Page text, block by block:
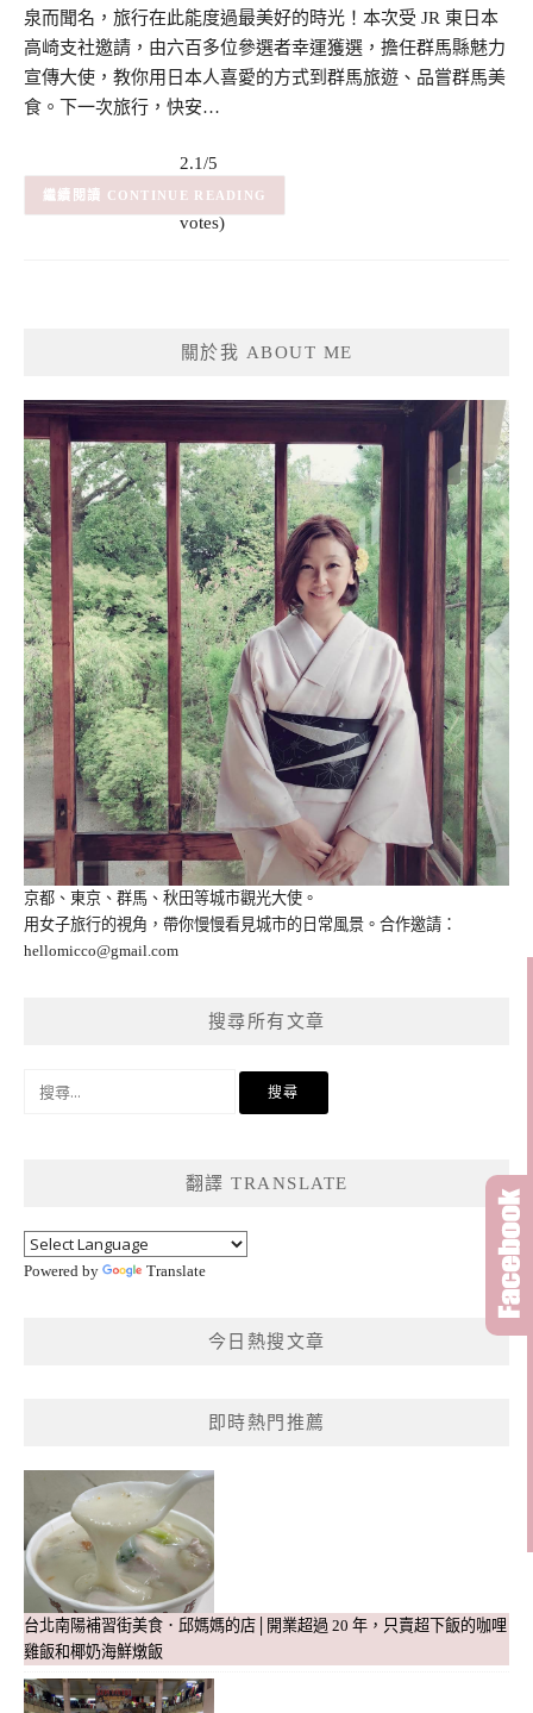
泉而聞名，旅行在此能度過最美好的時光！本次受 JR 東日本
高崎支社邀請，由六百多位參選者幸運獲選，擔任群馬縣魅力
宣傳大使，教你用日本人喜愛的方式到群馬旅遊、品嘗群馬美
食。下一次旅行，快安…
2.1/5
– (7
votes)
(7) CONTINUE READING
關於我 ABOUT ME
京都、東京、群馬、秋田等城市觀光大使。
用女子旅行的視角，帶你慢慢看見城市的日常風景。合作邀請：
hellomicco@gmail.com
搜尋所有文章
翻譯 TRANSLATE
Powered by Translate
今日熱搜文章
即時熱門推薦
台北南陽補習街美食．邱媽媽的店│開業超過 20 年，只賣超下飯的咖哩
雞飯和椰奶海鮮燉飯